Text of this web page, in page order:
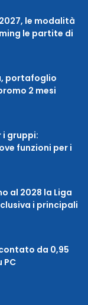
le modalità
le partite di
portafoglio
2 mesi
gruppi:
funzioni per i
al 2028 la Liga
i principali
da 0,95
PC